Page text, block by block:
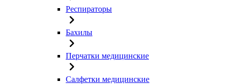
Респираторы
Бахилы
Перчатки медицинские
Салфетки медицинские